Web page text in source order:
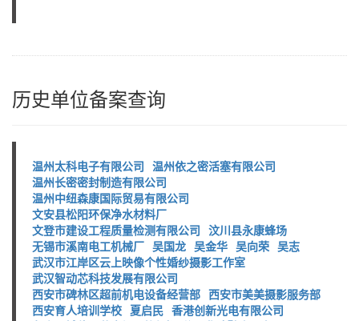
历史单位备案查询
温州太科电子有限公司 温州依之密活塞有限公司
温州长密密封制造有限公司
温州中纽森康国际贸易有限公司
文安县松阳环保净水材料厂
文登市建设工程质量检测有限公司 汶川县永康蜂场
无锡市溪南电工机械厂 吴国龙 吴金华 吴向荣 吴志
武汉市江岸区云上映像个性婚纱摄影工作室
武汉智动芯科技发展有限公司
西安市碑林区超前机电设备经营部 西安市美美摄影服务部
西安育人培训学校 夏启民 香港创新光电有限公司